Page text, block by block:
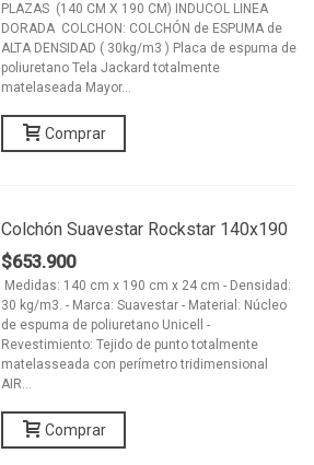
PLAZAS (140 CM X 190 CM) INDUCOL LINEA
DORADA COLCHON: COLCHÓN de ESPUMA de
ALTA DENSIDAD ( 30kg/m3 ) Placa de espuma de
poliuretano Tela Jackard totalmente
matelaseada Mayor...
Comprar
Colchón Suavestar Rockstar 140x190
$653.900
Medidas: 140 cm x 190 cm x 24 cm - Densidad:
30 kg/m3. - Marca: Suavestar - Material: Núcleo
de espuma de poliuretano Unicell -
Revestimiento: Tejido de punto totalmente
matelasseada con perímetro tridimensional
AIR...
Comprar